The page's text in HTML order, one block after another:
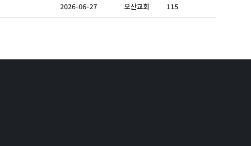
2026-06-27 오산교회 115